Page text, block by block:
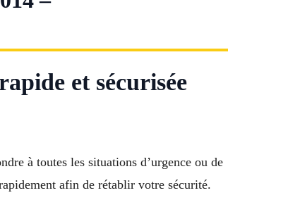
et sécurisée
à toutes les situations d’urgence ou de
afin de rétablir votre sécurité.